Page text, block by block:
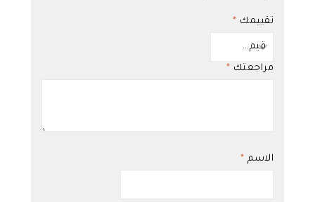
تقييمك *
مراجعتك *
الاسم *